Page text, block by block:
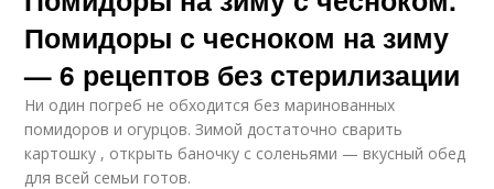
Помидоры с чесноком на зиму
— 6 рецептов без стерилизации
Ни один погреб не обходится без маринованных
помидоров и огурцов. Зимой достаточно сварить
картошку , открыть баночку с соленьями — вкусный обед
для всей семьи готов.